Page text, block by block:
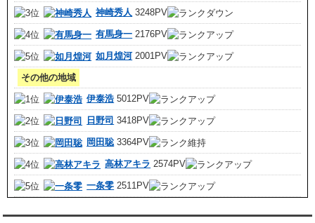
神崎秀人 3248PV
有馬身一 2176PV
如月煌河2001PV
その他の地域
伊泰浩 5012PV
日野司 3418PV
岡田聡3364PV
高林アキラ 2574PV
一条零 2511PV